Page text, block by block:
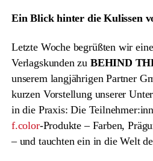
Ein Blick hinter die Kulissen
Letzte Woche begrüßten wir
Verlagskunden zu BEHIND
unserem langjährigen Partner
kurzen Vorstellung unserer
in die Praxis: Die
f.color-Produkte – Farben,
– und tauchten ein in die Welt